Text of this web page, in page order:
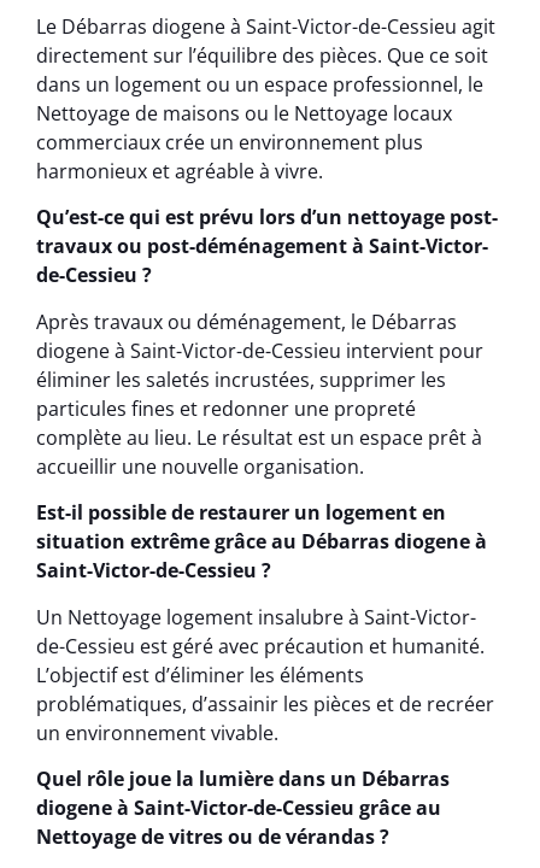
Le Débarras diogene à Saint-Victor-de-Cessieu agit
directement sur l’équilibre des pièces. Que ce soit
dans un logement ou un espace professionnel, le
Nettoyage de maisons ou le Nettoyage locaux
commerciaux crée un environnement plus
harmonieux et agréable à vivre.
Qu’est-ce qui est prévu lors d’un nettoyage post-
travaux ou post-déménagement à Saint-Victor-
de-Cessieu ?
Après travaux ou déménagement, le Débarras
diogene à Saint-Victor-de-Cessieu intervient pour
éliminer les saletés incrustées, supprimer les
particules fines et redonner une propreté
complète au lieu. Le résultat est un espace prêt à
accueillir une nouvelle organisation.
Est-il possible de restaurer un logement en
situation extrême grâce au Débarras diogene à
Saint-Victor-de-Cessieu ?
Un Nettoyage logement insalubre à Saint-Victor-
de-Cessieu est géré avec précaution et humanité.
L’objectif est d’éliminer les éléments
problématiques, d’assainir les pièces et de recréer
un environnement vivable.
Quel rôle joue la lumière dans un Débarras
diogene à Saint-Victor-de-Cessieu grâce au
Nettoyage de vitres ou de vérandas ?